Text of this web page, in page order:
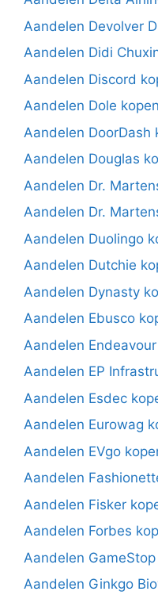
Aandelen Devolver
Aandelen Didi
Aandelen Discord
Aandelen Dole kopen
Aandelen DoorDash
Aandelen Douglas
Aandelen Dr.
Aandelen Dr.
Aandelen Duolingo
Aandelen Dutchie
Aandelen Dynasty
Aandelen Ebusco
Aandelen
Aandelen EP
Aandelen Esdec
Aandelen Eurowag
Aandelen EVgo
Aandelen
Aandelen Fisker
Aandelen Forbes
Aandelen
Aandelen Ginkgo